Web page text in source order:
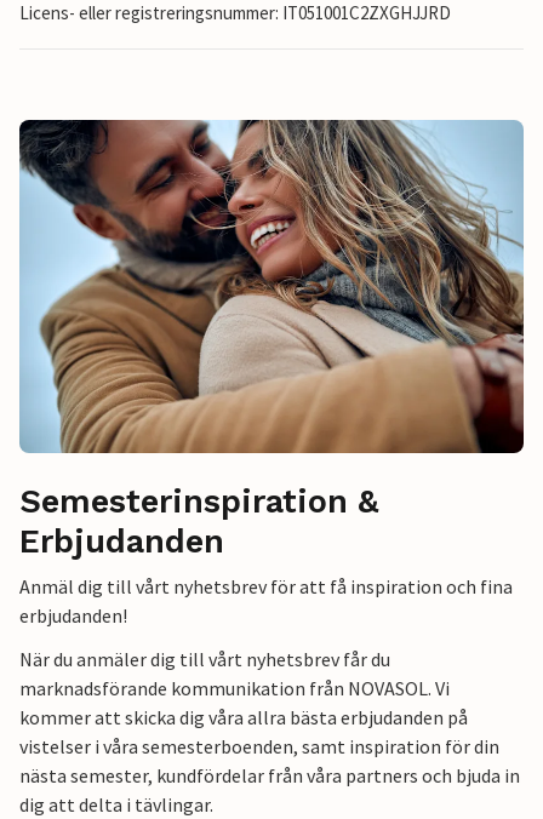
Licens- eller registreringsnummer: IT051001C2ZXGHJJRD
Semesterinspiration &
Erbjudanden
Anmäl dig till vårt nyhetsbrev för att få inspiration och fina
erbjudanden!
När du anmäler dig till vårt nyhetsbrev får du
marknadsförande kommunikation från NOVASOL. Vi
kommer att skicka dig våra allra bästa erbjudanden på
vistelser i våra semesterboenden, samt inspiration för din
nästa semester, kundfördelar från våra partners och bjuda in
dig att delta i tävlingar.